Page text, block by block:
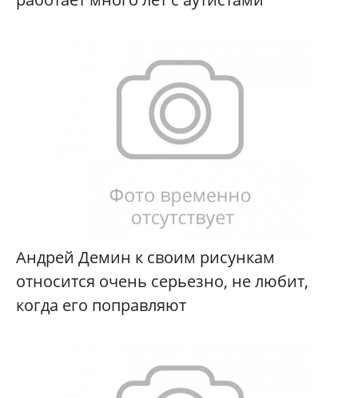
Андрей Демин к своим рисункам
относится очень серьезно, не любит,
когда его поправляют